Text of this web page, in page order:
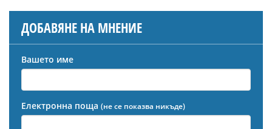
ДОБАВЯНЕ НА МНЕНИЕ
Вашето име
Електронна поща (не се показва никъде)